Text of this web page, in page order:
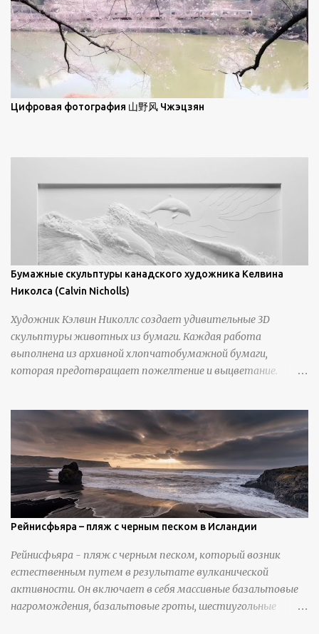
заявив, что "Такаюки Харада сочетает в себе классическую
элегантность живописи с реалиями современной жизни. В
некотором смысле, персонажи его картин предлагают
зрителям незаконченный рассказ, который усиливается его
уникальной манерой использования освещения". Для
просмотра всех работ, посетите страницу –
Цифровая фотография 山野风 Чжэцзян
Бумажные скульптуры канадского художника Келвина
Николса (Calvin Nicholls)
Художник Кэлвин Николлс создает удивительные 3D
скульптуры животных из бумаги. Каждая работа
выполнена из архивной хлопчатобумажной бумаги,
которая предотвращает пожелтение и выцветание.
инструменты для текстурирования, чтобы точно
вылепить каждую деталь. источник
https://calvinnicholls.com/
Рейнисфьяра – пляж с черным песком в Исландии
Рейнисфьяра - пляж с черным песком, который возник
естественным путем в результате вулканической
активности. Он включает в себя массивные базальтовые
нагромождения, базальтовые гроты, шестиугольные